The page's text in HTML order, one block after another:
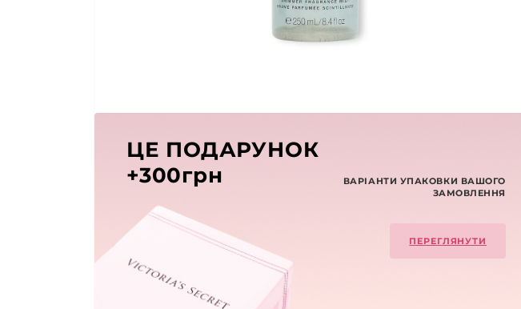
ЦЕ ПОДАРУНОК
+300грн
ВАРІАНТИ УПАКОВКИ ВАШОГО
ЗАМОВЛЕННЯ
ПЕРЕГЛЯНУТИ